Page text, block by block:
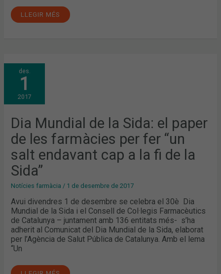
LLEGIR MÉS
des.
1
2017
Dia Mundial de la Sida: el paper
de les farmàcies per fer “un
salt endavant cap a la fi de la
Sida”
Notícies farmàcia / 1 de desembre de 2017
Avui divendres 1 de desembre se celebra el 30è Dia
Mundial de la Sida i el Consell de Col·legis Farmacèutics
de Catalunya – juntament amb 136 entitats més- s’ha
adherit al Comunicat del Dia Mundial de la Sida, elaborat
per l’Agència de Salut Pública de Catalunya. Amb el lema
“Un
DIA
MUNDIAL
DE
SIDA:
EL
PAPER
LES
FARMÀCIES
PER
FER
“UN
SALT
ENDAVANT
CAP
A
LA
FI
DE
SIDA”